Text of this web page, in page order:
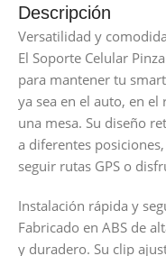
Descripción
Versatilidad y
El Soporte Celular
para mantener tu
ya sea en el auto, en
una mesa. Su diseño
a diferentes
seguir rutas GPS o
Instalación rápida y
Fabricado en ABS de
y duradero. Su clip